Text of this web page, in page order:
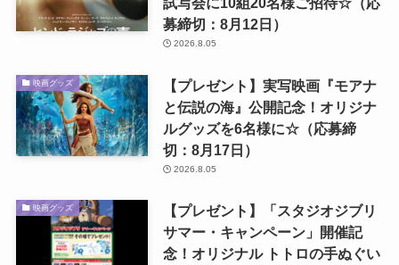
募締切：8月12日）
2026.8.05
映画グッズ
【プレゼント】実写映画『モアナ
と伝説の海』公開記念！オリジナ
ルグッズを6名様に☆（応募締
切：8月17日）
2026.8.05
映画グッズ
【プレゼント】「スタジオジブリ
サマー・キャンペーン」開催記
念！オリジナル トトロの手ぬぐい